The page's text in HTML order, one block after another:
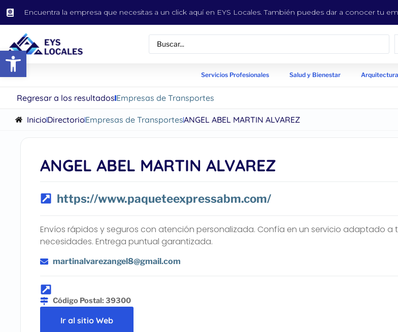
Abrir barra de herramientas
Encuentra la empresa que necesitas a un click aquí en EYS Locales. También puedes dar a conocer tu
Servicios Profesionales Salud y Bienestar
Regresar a los resultadosEmpresas de Transportes
InicioDirectorioEmpresas de TransportesANGEL ABEL MARTIN ALVAREZ
ANGEL ABEL MARTIN ALVAREZ
https://www.paqueteexpressabm.com/
Envíos rápidos y seguros con atención personalizada. Confía en un servicio adaptado a
necesidades. Entrega puntual garantizada.
martinalvarezangel8@gmail.com
Código Postal: 39300
Ir al sitio Web